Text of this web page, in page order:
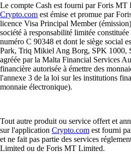
Le compte Cash est fourni par Foris MT
Crypto.com est émise et promue par
licence Visa Principal Member
société à responsabilité limitée
numéro C 90348 et dont le siège social
Park, Triq Mikiel Ang Borg, SPK 1000,
agréée par la Malta Financial Services
financière autorisée à émettre des
l'annexe 3 de la loi sur les institutions
monnaie électronique).
Tout autre produit ou service offert et
sur l'application Crypto.com est fourni
et ne fait pas partie des services
Limited ou de Foris MT Limited.